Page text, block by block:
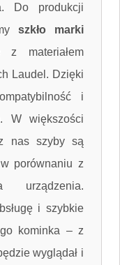
Do produkcji
szkło marki
z materiałem
Laudel. Dzięki
i
W większości
nas szyby są
w porównaniu z
urządzenia.
i szybkie
kominka – z
wyglądał i